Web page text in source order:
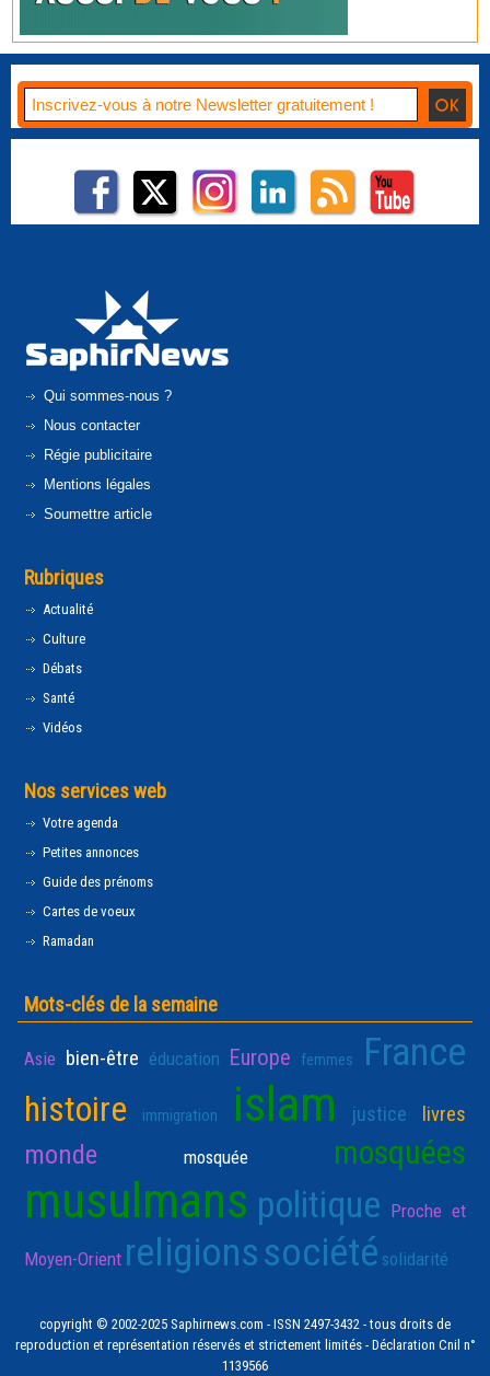
Qui sommes-nous ?
Nous contacter
Régie publicitaire
Mentions légales
Soumettre article
Rubriques
Actualité
Culture
Débats
Santé
Vidéos
Nos services web
Votre agenda
Petites annonces
Guide des prénoms
Cartes de voeux
Ramadan
Mots-clés de la semaine
Asie bien-être éducation Europe femmes France
histoire immigration islam justice livres
monde mosquée mosquées
musulmans politique Proche et
Moyen-Orient religionssociété solidarité
copyright © 2002-2025 Saphirnews.com - ISSN 2497-3432 - tous droits de
reproduction et représentation réservés et strictement limités - Déclaration Cnil n°
1139566